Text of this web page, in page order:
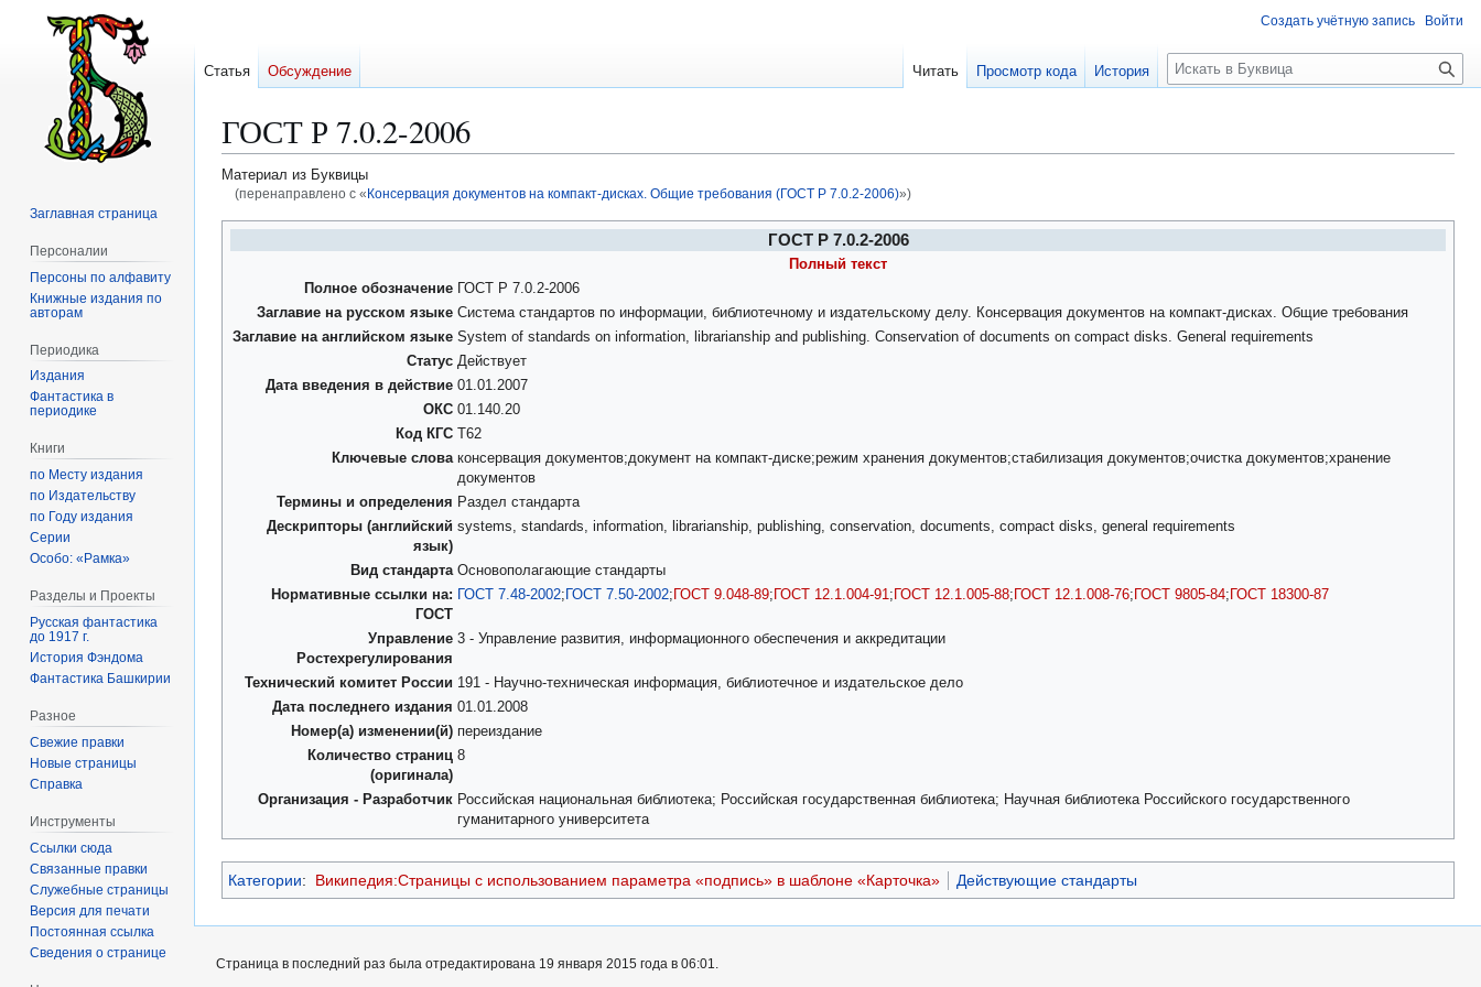
ГОСТ Р 7.0.2-2006
Материал из Буквицы
(перенаправлено с « Консервация документов на компакт-дисках. Общие требования (ГОСТ Р 7.0.2-2006)»)
Перейти
Перейти
ГОСТ Р 7.0.2-2006
Полный текст
Полное обозначение ГОСТ Р 7.0.2-2006
Заглавие на русском языке Система стандартов по информации, библиотечному и издательскому делу. Консервация документов на компакт-дисках. Общие требования
Заглавие на английском языке System of standards on information, librarianship and publishing. Conservation of documents on compact disks. General requirements
Статус Действует
Дата введения в действие 01.01.2007
ОКС 01.140.20
Код КГС Т62
Ключевые слова консервация документов;документ на компакт-диске;режим хранения документов;стабилизация документов;очистка документов;хранение
документов
Термины и определения Раздел стандарта
Дескрипторы (английский
язык)
systems, standards, information, librarianship, publishing, conservation, documents, compact disks, general requirements
Вид стандарта Основополагающие стандарты
Нормативные ссылки на:
ГОСТ
ГОСТ 7.48-2002; ГОСТ 7.50-2002; ГОСТ 9.048-89; ГОСТ 12.1.004-91 ; ГОСТ 12.1.005-88; ГОСТ 12.1.008-76; ГОСТ 9805-84; ГОСТ 18300-87
Управление
Ростехрегулирования
3 - Управление развития, информационного обеспечения и аккредитации
Технический комитет России 191 - Научно-техническая информация, библиотечное и издательское дело
Дата последнего издания 01.01.2008
Номер(а) изменении(й) переиздание
Количество страниц
(оригинала)
8
Организация - Разработчик Российская национальная библиотека; Российская государственная библиотека; Научная библиотека Российского государственного
гуманитарного университета
Категории: Википедия:Страницы с использованием параметра «подпись» в шаблоне «Карточка» Действующие стандарты
Создать учётную запись Войти
Статья Обсуждение Читать Просмотр кода История
П
о
к
Заглавная страница
Персоналии
Персоны по алфавиту
Книжные издания по
авторам
Периодика
Издания
Фантастика в
периодике
Книги
по Месту издания
по Издательству
по Году издания
Серии
Особо: «Рамка»
Разделы и Проекты
Русская фантастика
до 1917 г.
История Фэндома
Фантастика Башкирии
Разное
Свежие правки
Новые страницы
Справка
Инструменты
Ссылки сюда
Связанные правки
Служебные страницы
Версия для печати
Постоянная ссылка
Сведения о странице
Страница в последний раз была отредактирована 19 января 2015 года в 06:01.